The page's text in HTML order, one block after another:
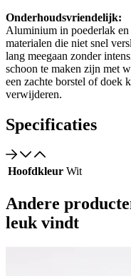
Onderhoudsvriendelijk:
Aluminium in poederlak
materialen die niet snel
lang meegaan zonder
schoon te maken zijn met
een zachte borstel of doek
verwijderen.
Specificaties
Hoofdkleur Wit
Andere
leuk vindt